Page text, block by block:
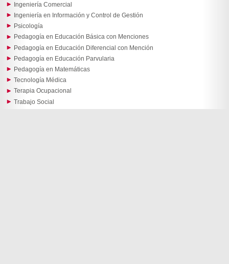
Ingeniería Comercial
Ingeniería en Información y Control de Gestión
Psicología
Pedagogía en Educación Básica con Menciones
Pedagogía en Educación Diferencial con Mención
Pedagogía en Educación Parvularia
Pedagogía en Matemáticas
Tecnología Médica
Terapia Ocupacional
Trabajo Social